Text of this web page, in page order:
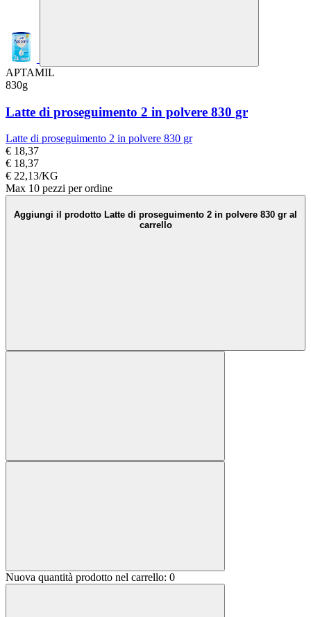
APTAMIL
830g
Latte di proseguimento 2 in polvere 830 gr
Latte di proseguimento 2 in polvere 830 gr
€ 18,37
€ 18,37
€ 22,13/KG
Max 10 pezzi per ordine
Aggiungi il prodotto Latte di proseguimento 2 in polvere 830 gr al
carrello
Nuova quantità prodotto nel carrello: 0